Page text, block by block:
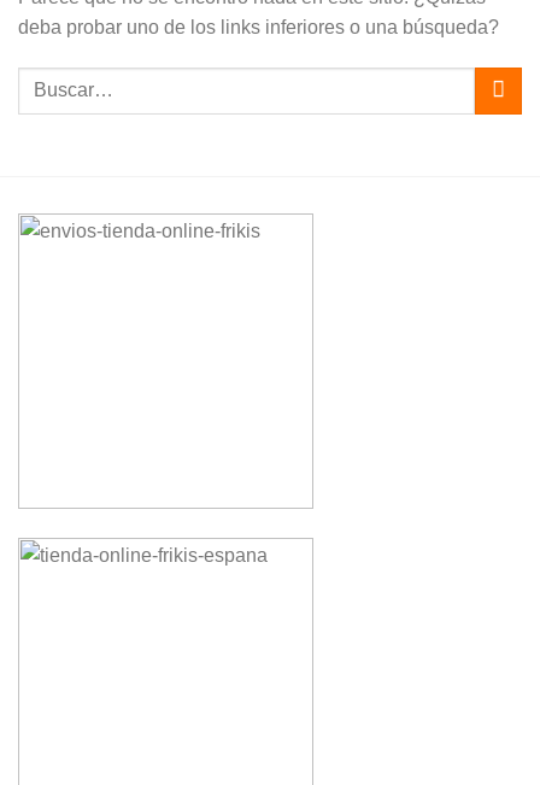
deba probar uno de los links inferiores o una búsqueda?